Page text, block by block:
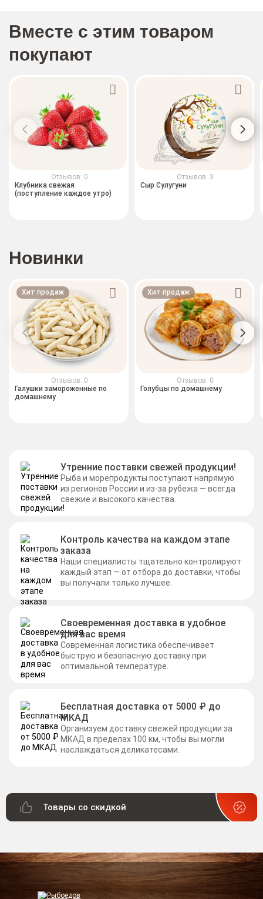
Вместе с этим товаром
покупают
Отзывов: 0
Клубника свежая
(поступление каждое утро)
Отзывов: 3
Сыр Сулугуни
Новинки
Хит продаж
Отзывов: 0
Галушки замороженные по
домашнему
Хит продаж
Отзывов: 0
Голубцы по домашнему
Утренние поставки свежей продукции!
Рыба и морепродукты поступают напрямую
из регионов России и из-за рубежа — всегда
свежие и высокого качества.
Контроль качества на каждом этапе
заказа
Наши специалисты тщательно контролируют
каждый этап — от отбора до доставки, чтобы
вы получали только лучшее.
Своевременная доставка в удобное
для вас время
Современная логистика обеспечивает
быструю и безопасную доставку при
оптимальной температуре.
Бесплатная доставка от 5000 ₽ до
МКАД
Организуем доставку свежей продукции за
МКАД в пределах 100 км, чтобы вы могли
наслаждаться деликатесами.
Товары со скидкой